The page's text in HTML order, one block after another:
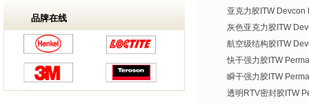
品牌在线
亚克力胶ITW Devcon
灰色亚克力胶ITW
航空级结构胶ITW
快干强力胶ITW
瞬干强力胶ITW
透明RTV密封胶ITW